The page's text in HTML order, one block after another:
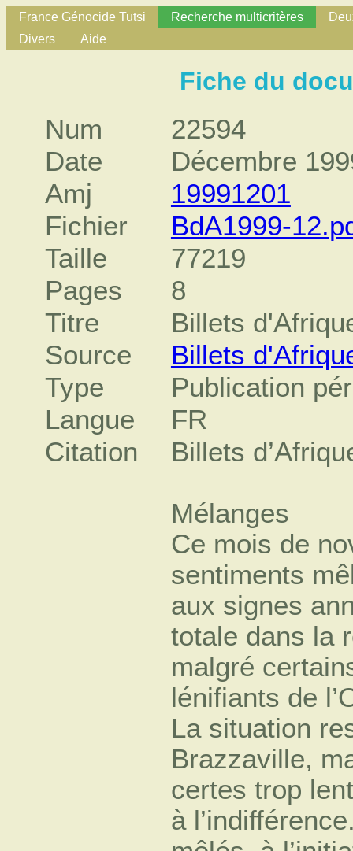
France Génocide Tutsi Recherche multicritères
Divers
Aide
Fiche du
Num
22594
Date
Décembre
Amj
19991201
Fichier
BdA1999-
Taille
77219
Pages
8
Titre
Billets
Source
Billets
Type
Publication
Langue
FR
Citation
Billets
Mélanges
Ce mois de
sentiments
aux signes
totale dans la
malgré
lénifiants de
La situation
Brazzaville,
certes trop
à